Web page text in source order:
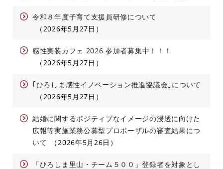
令和８年度子育て支援員研修について
2026年5月27日
感性実装カフェ 2026 参加者募集中！！！
2026年5月27日
｢ひろしま感性イノベーション推進協議会｣について
2026年5月27日
結婚に関するポジティブなイメージの浸透に向けた
広報等実施業務公募型プロポーザルの審査結果につ
いて
2026年5月26日
「ひろしま里山・チーム５００」登録者を対象とし